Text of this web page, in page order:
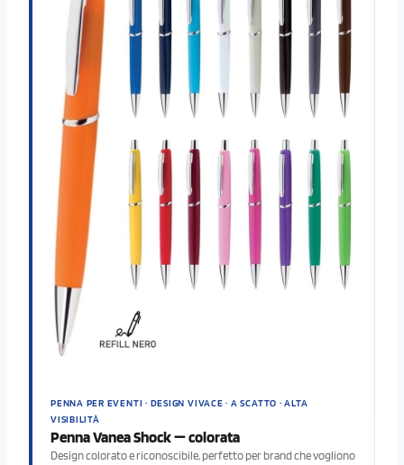
PENNA PER EVENTI · DESIGN VIVACE · A SCATTO · ALTA
VISIBILITÀ
Penna Vanea Shock — colorata
Design colorato e riconoscibile, perfetto per brand che vogliono